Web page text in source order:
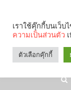
เราใช้คุ๊กกี้บนเว็
ความเป็นส่วนตัว
ตัวเลือกคุ๊กกี้